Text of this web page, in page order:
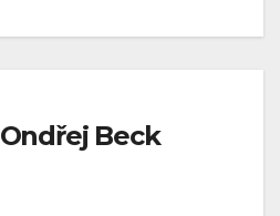
Ondřej Beck